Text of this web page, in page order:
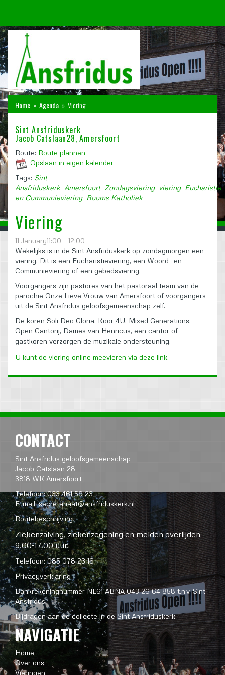
Home » Agenda » Viering
Sint Ansfriduskerk
Jacob Catslaan28, Amersfoort
Route: Route plannen
Opslaan in eigen kalender
Tags: Sint
Ansfriduskerk Amersfoort Zondagsviering viering Eucharistie
en Communieviering Rooms Katholiek
Viering
11 January11:00 - 12:00
Wekelijks is in de Sint Ansfriduskerk op zondagmorgen een
viering. Dit is een Eucharistieviering, een Woord- en
Communieviering of een gebedsviering.
Voorgangers zijn pastores van het pastoraal team van de
parochie Onze Lieve Vrouw van Amersfoort of voorgangers
uit de Sint Ansfridus geloofsgemeenschap zelf.
De koren Soli Deo Gloria, Koor 4U, Mixed Generations,
Open Cantorij, Dames van Henricus, een cantor of
gastkoren verzorgen de muzikale ondersteuning.
U kunt de viering online meevieren via deze link.
CONTACT
Sint Ansfridus geloofsgemeenschap
Jacob Catslaan 28
3818 WK Amersfoort
Telefoon: 033 461 59 23
E-mail:secretariaat@ansfriduskerk.nl
Routebeschrijving
Ziekenzalving, ziekenzegening en melden overlijden
9.00-17.00 uur:
Telefoon: 085 078 23 16
Privacyverklaring
Bankrekeningnummer NL61 ABNA 043 26 64 858 t.n.v. Sint
Ansfridus
Bijdragen aan de collecte in de Sint Ansfriduskerk
NAVIGATIE
Home
Over ons
Vieringen